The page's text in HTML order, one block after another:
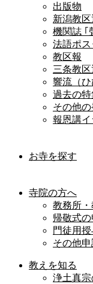
出版物
新潟教
機関誌 ｢
法語ポス
教区報
三条教
響流（ひ
過去の特
その他
報恩講
お寺を探す
寺院の方へ
教務所
帰敬式
門徒用
その他
教えを知る
浄土真宗